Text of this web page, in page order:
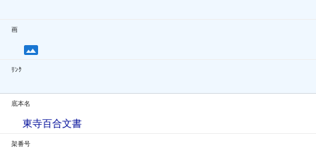
画
ﾘﾝｸ
底本名
東寺百合文書
架番号